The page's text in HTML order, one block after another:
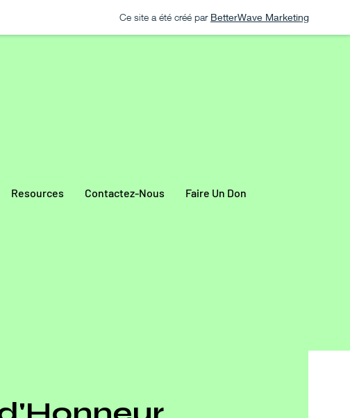
Ce site a été créé par BetterWave Marketing
Resources Contactez-Nous Faire Un Don